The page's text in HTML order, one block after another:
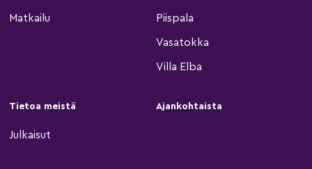
Matkailu Piispala
Vasatokka
Villa Elba
Tietoa meistä
Julkaisut
Ajankohtaista